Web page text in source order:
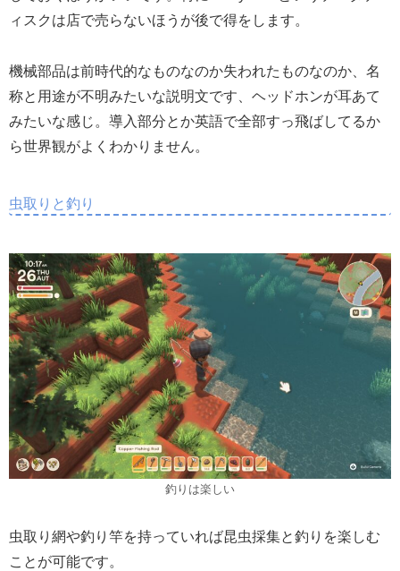
ィスクは店で売らないほうが後で得をします。
機械部品は前時代的なものなのか失われたものなのか、名
称と用途が不明みたいな説明文です、ヘッドホンが耳あて
みたいな感じ。導入部分とか英語で全部すっ飛ばしてるか
ら世界観がよくわかりません。
虫取りと釣り
釣りは楽しい
虫取り網や釣り竿を持っていれば昆虫採集と釣りを楽しむ
ことが可能です。